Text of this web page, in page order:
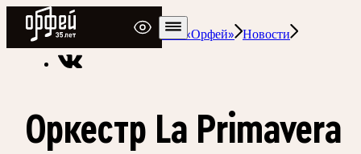
Радио Орфей
Радио классической музыки «Орфей» Новости
Оркестр La Primavera